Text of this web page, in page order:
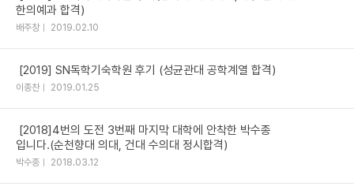
한의예과 합격)
배주창 2019.02.10
[2019] SN독학기숙학원 후기 (성균관대 공학계열 합격)
이종찬 2019.01.25
[2018]4번의 도전 3번째 마지막 대학에 안착한 박수종
입니다.(순천향대 의대, 건대 수의대 정시합격)
박수종 2018.03.12